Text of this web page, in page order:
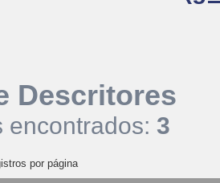
Descritores
encontrados: 3
por página